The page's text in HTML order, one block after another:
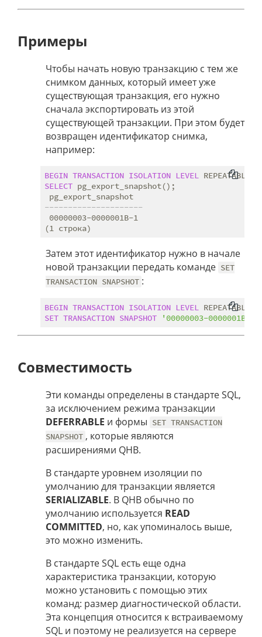
Примеры
Чтобы начать новую транзакцию с тем же
снимком данных, который имеет уже
существующая транзакция, его нужно
сначала экспортировать из этой
существующей транзакции. При этом будет
возвращен идентификатор снимка,
например:
BEGIN TRANSACTION ISOLATION LEVEL REPEATABLE
SELECT pg_export_snapshot();
---------------------
00000003-0000001B-1
Затем этот идентификатор нужно в начале
новой транзакции передать команде SET
TRANSACTION SNAPSHOT :
BEGIN TRANSACTION ISOLATION LEVEL REPEATABLE
SET TRANSACTION SNAPSHOT '00000003-0000001B-1'
Совместимость
Эти команды определены в стандарте SQL,
за исключением режима транзакции
DEFERRABLE и формы SET TRANSACTION
SNAPSHOT , которые являются
расширениями QHB.
В стандарте уровнем изоляции по
умолчанию для транзакции является
SERIALIZABLE. В QHB обычно по
умолчанию используется READ
COMMITTED, но, как упоминалось выше,
это можно изменить.
В стандарте SQL есть еще одна
характеристика транзакции, которую
можно установить с помощью этих
команд: размер диагностической области.
Эта концепция относится к встраиваемому
SQL и поэтому не реализуется на сервере